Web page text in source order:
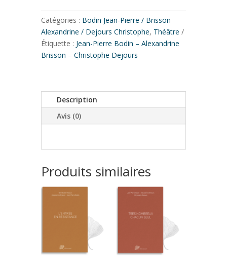
Catégories : Bodin Jean-Pierre / Brisson
Alexandrine / Dejours Christophe, Théâtre
Étiquette : Jean-Pierre Bodin – Alexandrine
Brisson – Christophe Dejours
Description
Avis (0)
Produits similaires